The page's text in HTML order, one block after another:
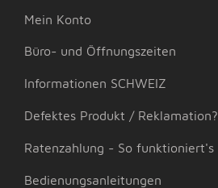
Mein Konto
Büro- und Öffnungszeiten
Informationen SCHWEIZ
Defektes Produkt / Reklamation?
Ratenzahlung - So funktioniert's
Bedienungsanleitungen